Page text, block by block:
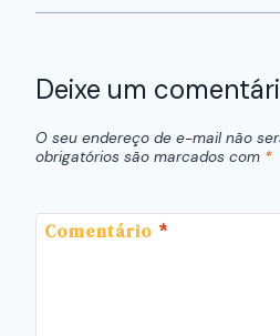
Deixe um
O seu endereço de e-mail não
obrigatórios são marcados com *
Comentário *